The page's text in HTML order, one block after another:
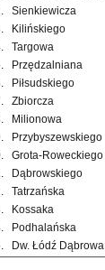
Sienkiewicza
Kilińskiego
Targowa
Przędzalniana
Piłsudskiego
Zbiorcza
Milionowa
Przybyszewskiego
Grota-Roweckiego
Dąbrowskiego
Tatrzańska
Kossaka
Podhalańska
Dw. Łódź Dąbrowa